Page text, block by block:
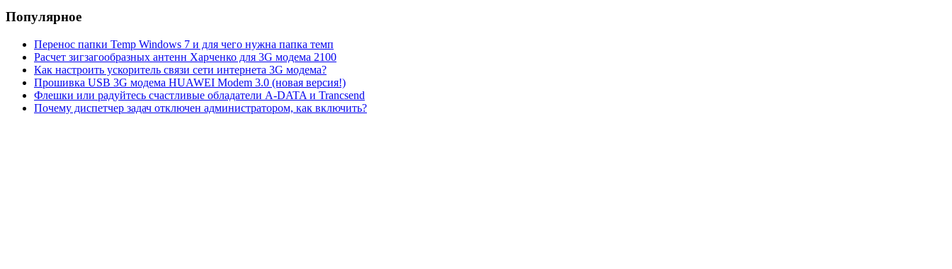
Популярное
Перенос папки Temp Windows 7 и для чего нужна папка темп
Расчет зигзагообразных антенн Харченко для 3G модема 2100
Как настроить ускоритель связи сети интернета 3G модема?
Прошивка USB 3G модема HUAWEI Modem 3.0 (новая версия!)
Флешки или радуйтесь счастливые обладатели A-DATA и Trancsend
Почему диспетчер задач отключен администратором, как включить?